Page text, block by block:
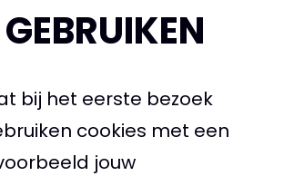
bij het eerste bezoek
cookies met een
jouw